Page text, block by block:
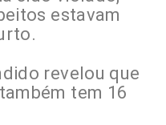
estavam
revelou que
tem 16